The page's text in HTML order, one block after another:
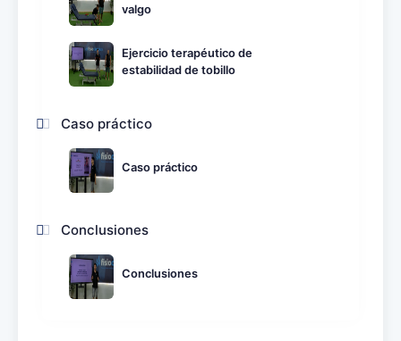
valgo
Ejercicio terapéutico de
estabilidad de tobillo
Caso práctico
Caso práctico
Conclusiones
Conclusiones